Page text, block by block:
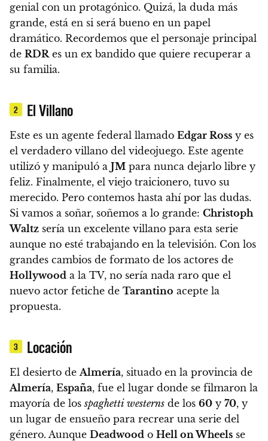
genial con un protagónico. Quizá, la duda más
grande, está en si será bueno en un papel
dramático. Recordemos que el personaje principal
de RDR es un ex bandido que quiere recuperar a
su familia.
2 El Villano
Este es un agente federal llamado Edgar Ross y es
el verdadero villano del videojuego. Este agente
utilizó y manipuló a JM para nunca dejarlo libre y
feliz. Finalmente, el viejo traicionero, tuvo su
merecido. Pero contemos hasta ahí por las dudas.
Si vamos a soñar, soñemos a lo grande: Christoph
Waltz sería un excelente villano para esta serie
aunque no esté trabajando en la televisión. Con los
grandes cambios de formato de los actores de
Hollywood a la TV, no sería nada raro que el
nuevo actor fetiche de Tarantino acepte la
propuesta.
3 Locación
El desierto de Almería, situado en la provincia de
Almería, España, fue el lugar donde se filmaron la
mayoría de losspaghetti westerns de los 60 y 70, y
un lugar de ensueño para recrear una serie del
género. Aunque Deadwood o Hell on Wheels se